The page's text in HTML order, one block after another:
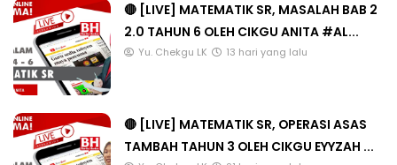
🔴 [LIVE] MATEMATIK SR, MASALAH BAB 2
2.0 TAHUN 6 OLEH CIKGU ANITA #AL...
Yu. Chekgu LK 13 hari yang lalu
🔴 [LIVE] MATEMATIK SR, OPERASI ASAS
TAMBAH TAHUN 3 OLEH CIKGU EYYZAH ...